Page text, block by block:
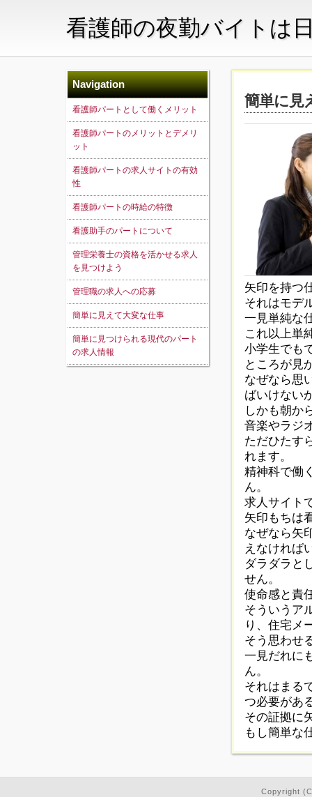
看護師の夜勤バイトは
Navigation
看護師パートとして働くメリット
看護師パートのメリットとデメリ
ット
看護師パートの求人サイトの有効
性
看護師パートの時給の特徴
看護助手のパートについて
管理栄養士の資格を活かせる求人
を見つけよう
管理職の求人への応募
簡単に見えて大変な仕事
簡単に見つけられる現代のパート
の求人情報
簡単に見
矢印を持つ
それはモデ
一見単純な
これ以上単
小学生でも
ところが見
なぜなら思
ばいけない
しかも朝か
音楽やラジ
ただひたす
れます。
精神科で働
ん。
求人サイト
矢印もちは
なぜなら矢
えなければ
ダラダラと
せん。
使命感と責
そういうア
り、住宅メ
そう思わせ
一見だれに
ん。
それはまる
つ必要があ
その証拠に
もし簡単な
Copyright